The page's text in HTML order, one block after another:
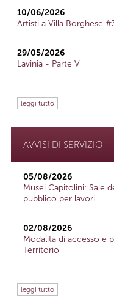
10/06/2026
Artisti a Villa Borghese
29/05/2026
Lavinia - Parte V
leggi tutto
AVVISI DI SERVIZIO
05/08/2026
Musei Capitolini: Sale
pubblico per lavori
02/08/2026
Modalità di accesso e
Territorio
leggi tutto